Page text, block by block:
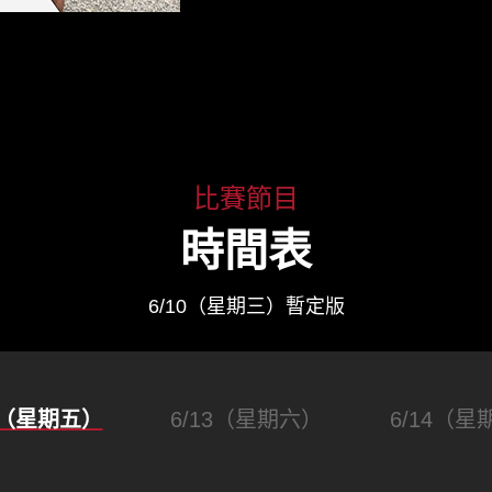
比賽節目
時間表
6/10（星期三）暫定版
星期五） 6/13（星期六） 6/14（星